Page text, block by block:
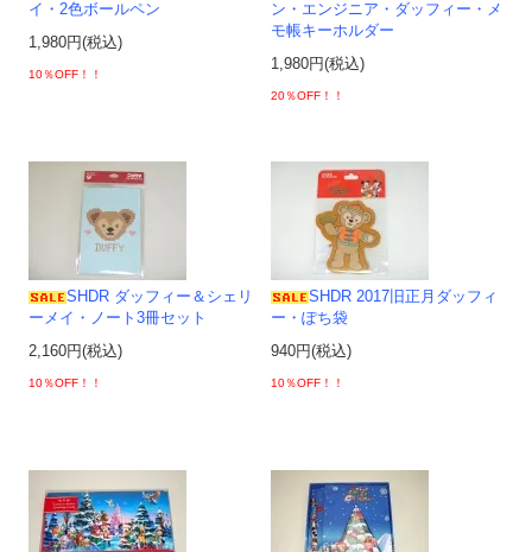
イ・2色ボールペン
1,980円(税込)
10％OFF！！
ン・エンジニア・ダッフィー・メ
モ帳キーホルダー
1,980円(税込)
20％OFF！！
SHDR ダッフィー＆シェリ
ーメイ・ノート3冊セット
2,160円(税込)
10％OFF！！
SHDR 2017旧正月ダッフィ
ー・ぽち袋
940円(税込)
10％OFF！！